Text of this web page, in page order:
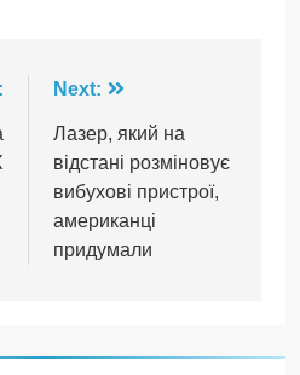
Next:
Лазер, який на
відстані розміновує
вибухові пристрої,
американці
придумали